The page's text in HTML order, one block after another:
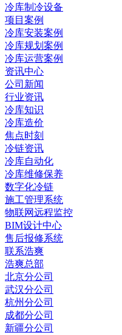
冷库制冷设备
项目案例
冷库安装案例
冷库规划案例
冷库运营案例
资讯中心
公司新闻
行业资讯
冷库知识
冷库造价
焦点时刻
冷链资讯
冷库自动化
冷库维修保养
数字化冷链
施工管理系统
物联网远程监控
BIM设计中心
售后报修系统
联系浩爽
浩爽总部
北京分公司
武汉分公司
杭州分公司
成都分公司
新疆分公司